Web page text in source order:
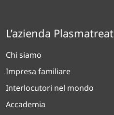
L’azienda Plasmatreat
Chi siamo
Impresa familiare
Interlocutori nel mondo
Accademia